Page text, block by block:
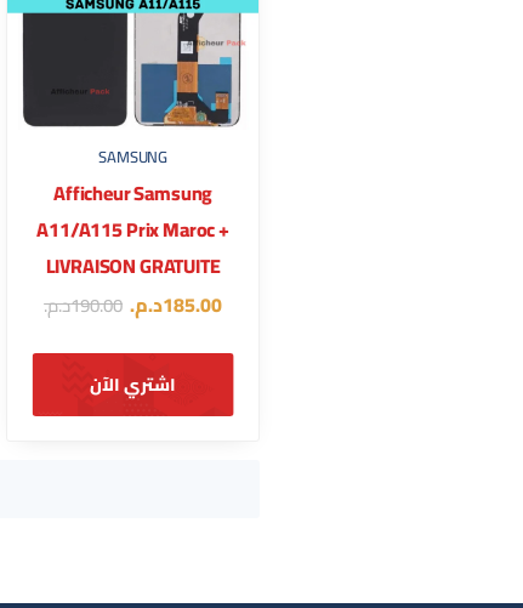
SAMSUNG
Afficheur Samsung
A11/A115 Prix Maroc +
LIVRAISON GRATUITE
185.00د.م. 190.00د.م.
اشتري الآن